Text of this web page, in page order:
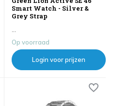
Smart Watch - Silver &
Grey Strap
...
Op voorraad
Login voor prijzen